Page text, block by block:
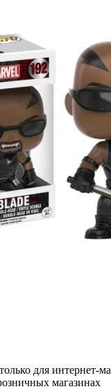
для интернет-
магазинах